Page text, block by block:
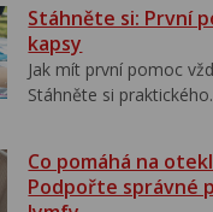
Stáhněte si: První
kapsy
Jak mít první pomoc
Stáhněte si
Co pomáhá na
Podpořte správné